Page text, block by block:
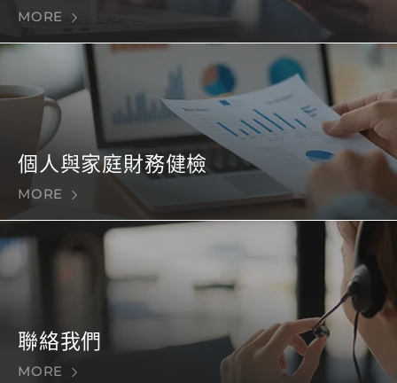
MORE
個人與家庭財務健檢
MORE
聯絡我們
MORE